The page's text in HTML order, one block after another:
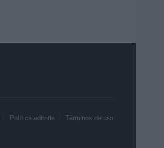
Política editorial Términos de uso